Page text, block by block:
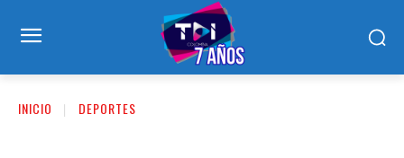
INICIO DEPORTES